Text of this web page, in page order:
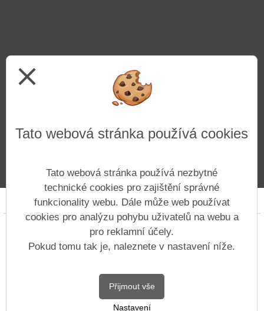
Prohlášení o přístupnosti Mapa webu Cookies
Copyright © 2022 - 2023 Základní škola Ústí nad
Labem, Hluboká 150 &
Vitalex Group
Tvorba školních webů
Postaveno ve službě
VlastníŠkolníWeb.cz
| Na redakčním
close
Tato webová stránka používá cookies
Tato webová stránka používá nezbytné
technické cookies pro zajištění správné
funkcionality webu. Dále může web používat
cookies pro analýzu pohybu uživatelů na webu a
pro reklamní účely.
Pokud tomu tak je, naleznete v nastavení níže.
Přijmout vše
Nastavení